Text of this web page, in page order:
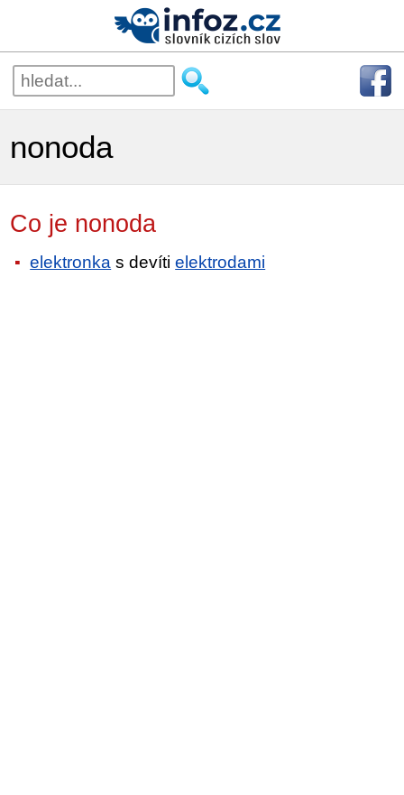
nonoda
Co je nonoda
elektronka s devítielektrodami